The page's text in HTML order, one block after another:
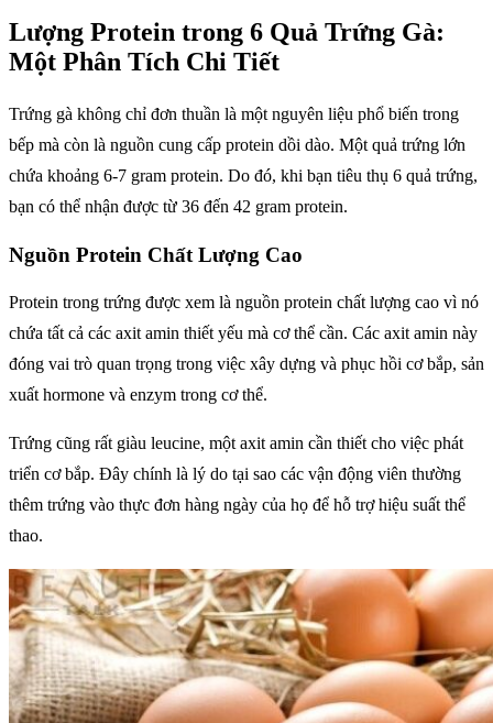
Lượng Protein trong 6 Quả Trứng Gà:
Một Phân Tích Chi Tiết
Trứng gà không chỉ đơn thuần là một nguyên liệu phổ biến trong
bếp mà còn là nguồn cung cấp protein dồi dào. Một quả trứng lớn
chứa khoảng 6-7 gram protein. Do đó, khi bạn tiêu thụ 6 quả trứng,
bạn có thể nhận được từ 36 đến 42 gram protein.
Nguồn Protein Chất Lượng Cao
Protein trong trứng được xem là nguồn protein chất lượng cao vì nó
chứa tất cả các axit amin thiết yếu mà cơ thể cần. Các axit amin này
đóng vai trò quan trọng trong việc xây dựng và phục hồi cơ bắp, sản
xuất hormone và enzym trong cơ thể.
Trứng cũng rất giàu leucine, một axit amin cần thiết cho việc phát
triển cơ bắp. Đây chính là lý do tại sao các vận động viên thường
thêm trứng vào thực đơn hàng ngày của họ để hỗ trợ hiệu suất thể
thao.